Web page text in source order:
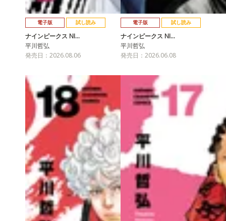
電子版 試し読み
ナインピークス NI…
平川哲弘
発売日：2026.08.06
電子版 試し読み
ナインピークス NI…
平川哲弘
発売日：2026.06.08